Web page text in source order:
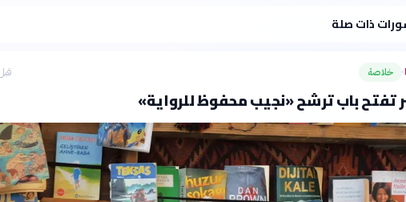
ذات صلة
› خلاصة قبل 45
تفتح باب ترشح «نجيب محفوظ للرواية»